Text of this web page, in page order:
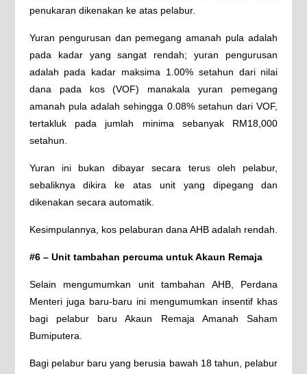
penukaran dikenakan ke atas pelabur.
Yuran pengurusan dan pemegang amanah pula adalah
pada kadar yang sangat rendah; yuran pengurusan
adalah pada kadar maksima 1.00% setahun dari nilai
dana pada kos (VOF) manakala yuran pemegang
amanah pula adalah sehingga 0.08% setahun dari VOF,
tertakluk pada jumlah minima sebanyak RM18,000
setahun.
Yuran ini bukan dibayar secara terus oleh pelabur,
sebaliknya dikira ke atas unit yang dipegang dan
dikenakan secara automatik.
Kesimpulannya, kos pelaburan dana AHB adalah rendah.
#6 – Unit tambahan percuma untuk Akaun Remaja
Selain mengumumkan unit tambahan AHB, Perdana
Menteri juga baru-baru ini mengumumkan insentif khas
bagi pelabur baru Akaun Remaja Amanah Saham
Bumiputera.
Bagi pelabur baru yang berusia bawah 18 tahun, pelabur